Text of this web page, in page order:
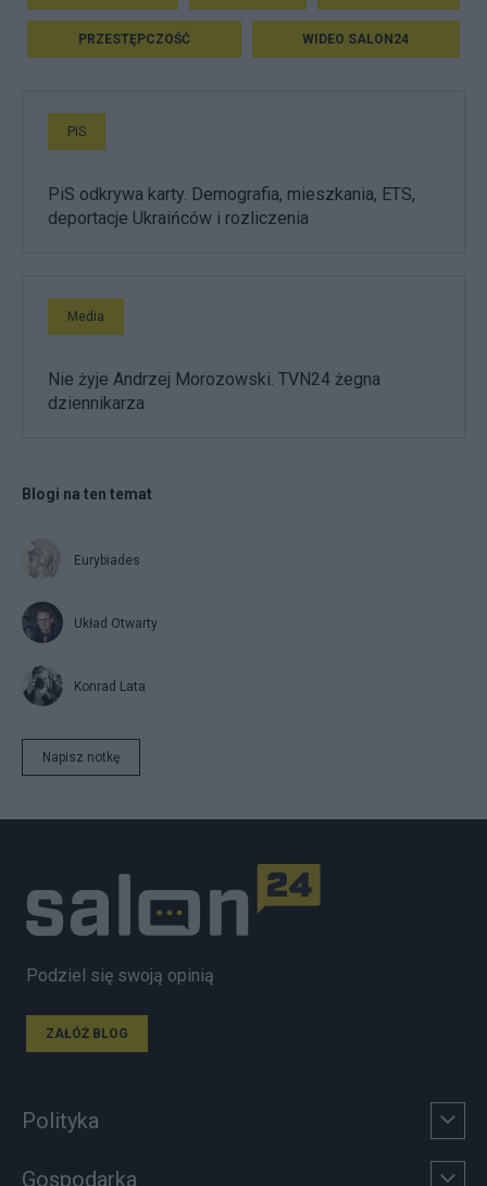
PRZESTĘPCZOŚĆ WIDEO SALON24
PiS
PiS odkrywa karty. Demografia, mieszkania, ETS,
deportacje Ukraińców i rozliczenia
Media
Nie żyje Andrzej Morozowski. TVN24 żegna
dziennikarza
Blogi na ten temat
Eurybiades
Układ Otwarty
Konrad Lata
Napisz notkę
Podziel się swoją opinią
ZAŁÓŻ BLOG
Polityka
Gospodarka